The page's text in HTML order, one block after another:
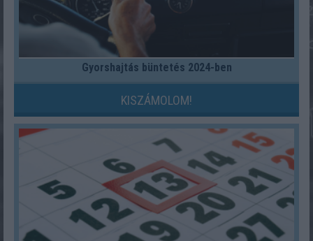
Gyorshajtás büntetés 2024-ben
KISZÁMOLOM!